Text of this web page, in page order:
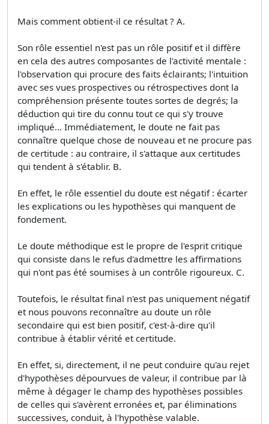
Mais comment obtient-il ce résultat ? A.
Son rôle essentiel n'est pas un rôle positif et il diffère
en cela des autres composantes de l'activité mentale :
l'observation qui procure des faits éclairants; l'intuition
avec ses vues prospectives ou rétrospectives dont la
compréhension présente toutes sortes de degrés; la
déduction qui tire du connu tout ce qui s'y trouve
impliqué... Immédiatement, le doute ne fait pas
connaître quelque chose de nouveau et ne procure pas
de certitude : au contraire, il s'attaque aux certitudes
qui tendent à s'établir. B.
En effet, le rôle essentiel du doute est négatif : écarter
les explications ou les hypothèses qui manquent de
fondement.
Le doute méthodique est le propre de l'esprit critique
qui consiste dans le refus d'admettre les affirmations
qui n'ont pas été soumises à un contrôle rigoureux. C.
Toutefois, le résultat final n'est pas uniquement négatif
et nous pouvons reconnaître au doute un rôle
secondaire qui est bien positif, c'est-à-dire qu'il
contribue à établir vérité et certitude.
En effet, si, directement, il ne peut conduire qu'au rejet
d'hypothèses dépourvues de valeur, il contribue par là
même à dégager le champ des hypothèses possibles
de celles qui s'avèrent erronées et, par éliminations
successives, conduit, à l'hypothèse valable.